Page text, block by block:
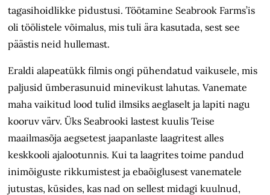
tagasihoidlikke pidustusi. Töötamine Seabrook Farms’is
oli töölistele võimalus, mis tuli ära kasutada, sest see
päästis neid hullemast.
Eraldi alapeatükk filmis ongi pühendatud vaikusele, mis
paljusid ümber­asunuid minevikust lahutas. Vanemate
maha vaikitud lood tulid ilmsiks aeglaselt ja lapiti nagu
kooruv värv. Üks Sea­brooki lastest kuulis Teise
maailmasõja aegsetest jaapanlaste laagritest alles
keskkooli ajalootunnis. Kui ta laagrites toime pandud
inimõiguste rikkumistest ja ebaõiglusest vanematele
jutustas, küsides, kas nad on sellest midagi kuulnud,